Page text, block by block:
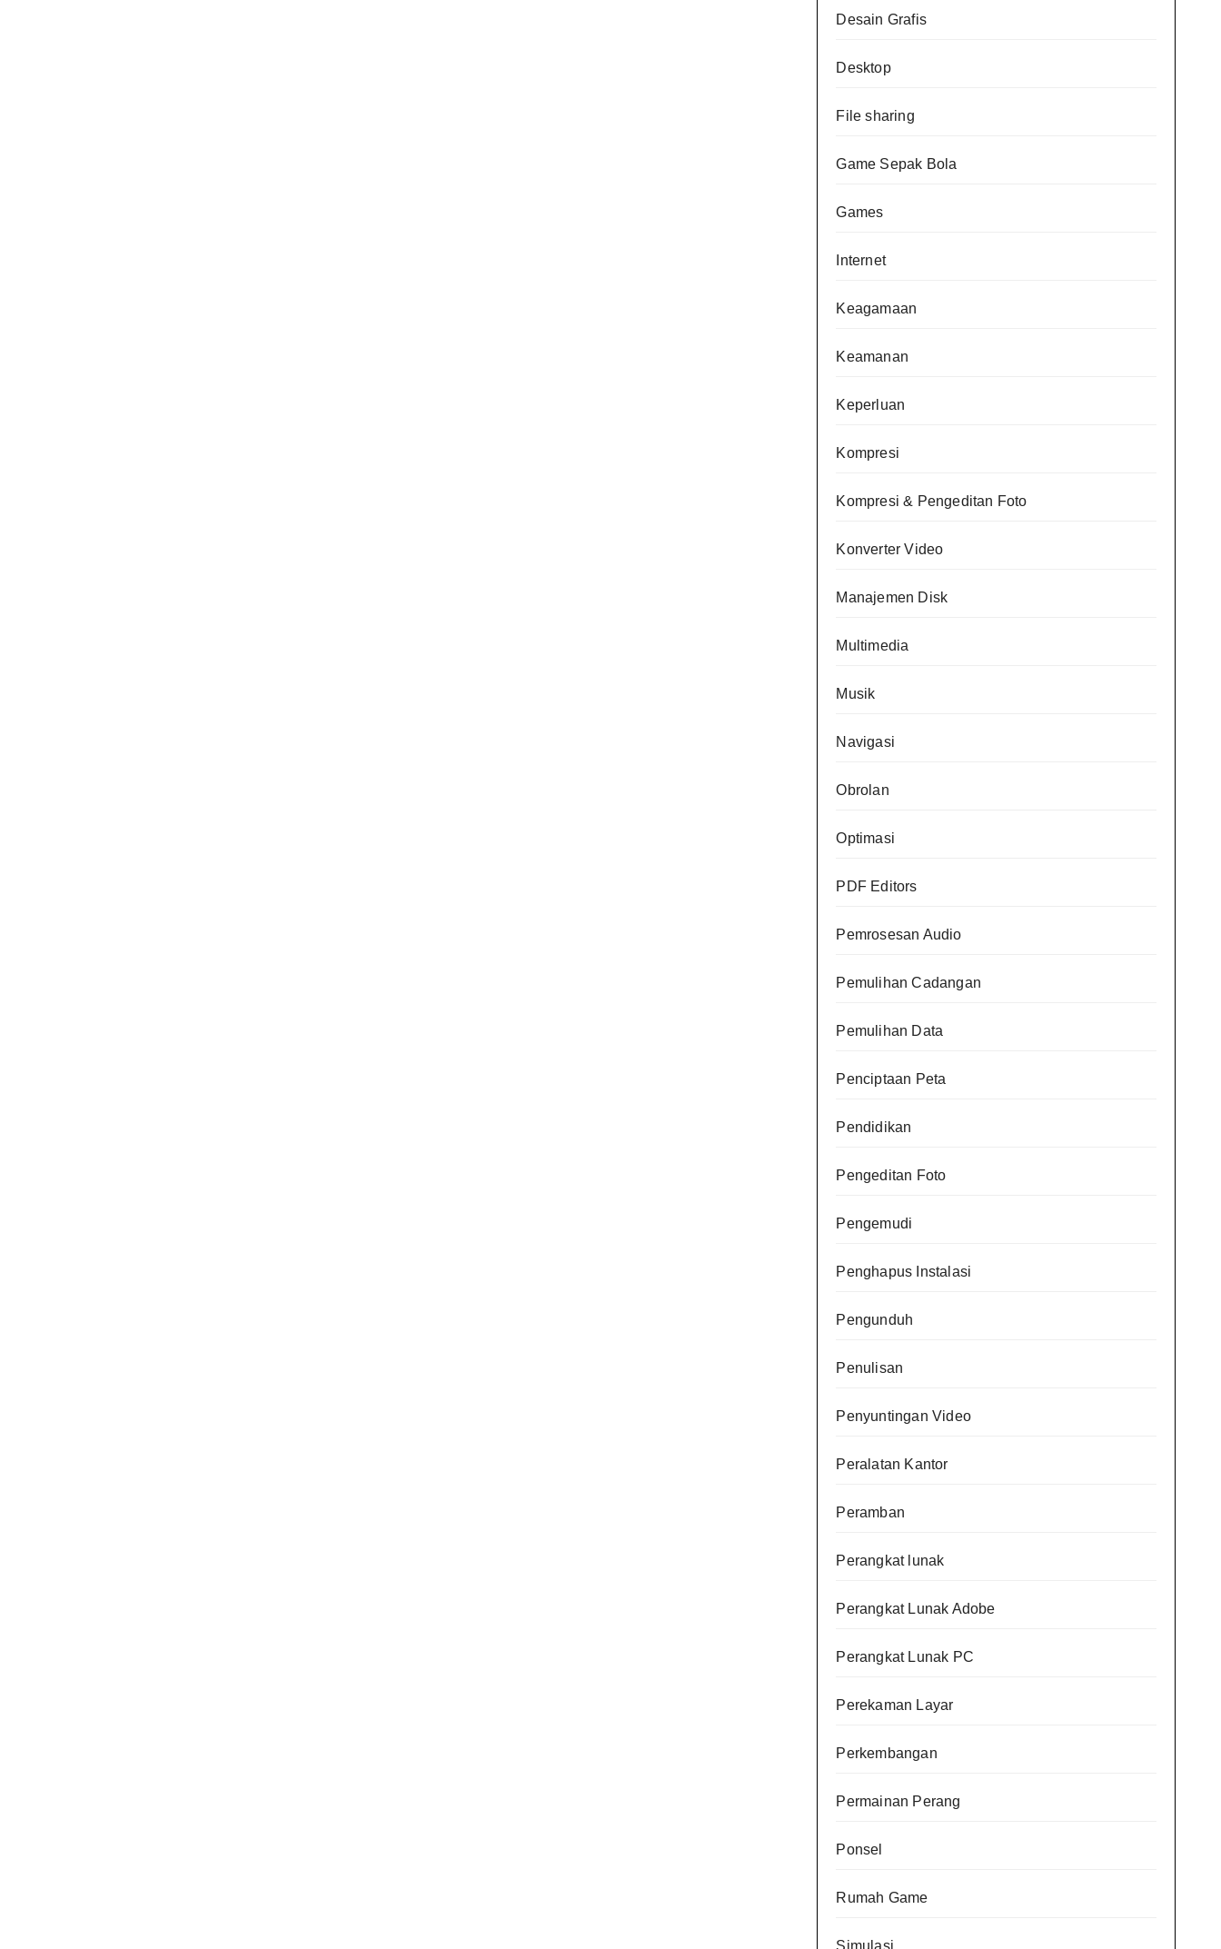
Desain Grafis
Desktop
File sharing
Game Sepak Bola
Games
Internet
Keagamaan
Keamanan
Keperluan
Kompresi
Kompresi & Pengeditan Foto
Konverter Video
Manajemen Disk
Multimedia
Musik
Navigasi
Obrolan
Optimasi
PDF Editors
Pemrosesan Audio
Pemulihan Cadangan
Pemulihan Data
Penciptaan Peta
Pendidikan
Pengeditan Foto
Pengemudi
Penghapus Instalasi
Pengunduh
Penulisan
Penyuntingan Video
Peralatan Kantor
Peramban
Perangkat lunak
Perangkat Lunak Adobe
Perangkat Lunak PC
Perekaman Layar
Perkembangan
Permainan Perang
Ponsel
Rumah Game
Simulasi